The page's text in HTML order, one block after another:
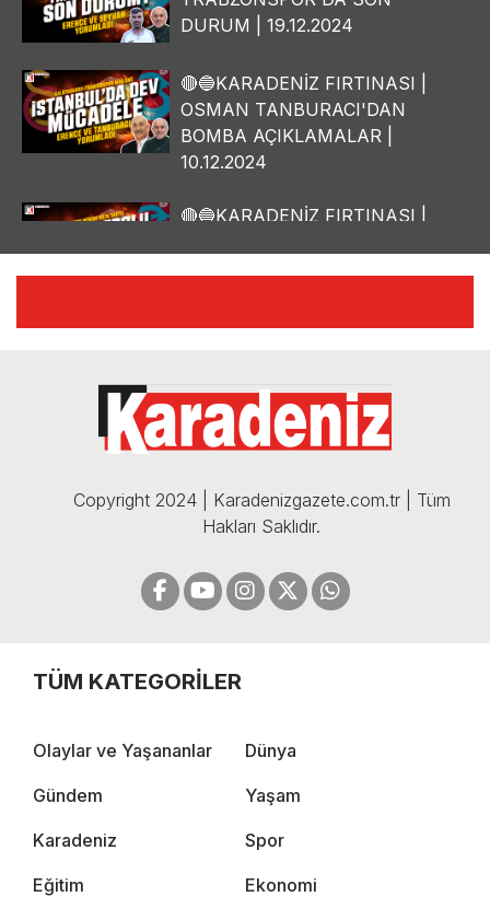
DURUM | 19.12.2024
🔴🔵KARADENİZ FIRTINASI |
OSMAN TANBURACI'DAN
BOMBA AÇIKLAMALAR |
10.12.2024
🔴🔵KARADENİZ FIRTINASI |
🔴🔵KARADENİZ FIRTINASI |
05.12.2024
Copyright 2024 | Karadenizgazete.com.tr | Tüm
Hakları Saklıdır.
TÜM KATEGORİLER
Olaylar ve Yaşananlar Dünya
Gündem Yaşam
Karadeniz Spor
Eğitim Ekonomi